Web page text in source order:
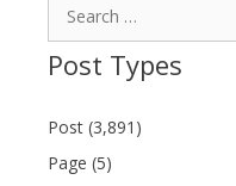
Post Types
Post (3,891)
Page (5)